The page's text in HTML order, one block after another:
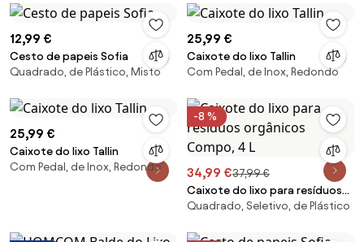
12,99 €
Cesto de papeis Sofia
Quadrado, de Plástico, Misto
25,99 €
Caixote do lixo Tallin
Com Pedal, de Inox, Redondo
25,99 €
Caixote do lixo Tallin
Com Pedal, de Inox, Redondo
-8 %
34,99 €37,99 €
Caixote do lixo para resíduos
orgânicos Compo, 4 L
Quadrado, Seletivo, de Plástico